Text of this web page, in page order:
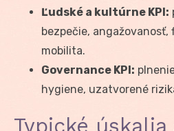
Ľudské a kultúrne KPI:
bezpečie,
mobilita.
Governance KPI:
hygiene, uzatvorené
Typické